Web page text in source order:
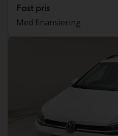
Fast pris
Med finansiering